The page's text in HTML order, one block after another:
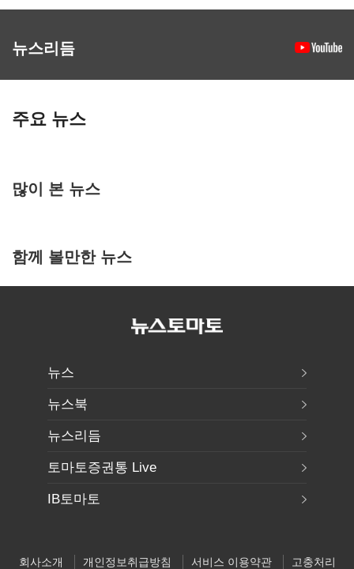
뉴스리듬
주요 뉴스
많이 본 뉴스
함께 볼만한 뉴스
뉴스
뉴스북
뉴스리듬
토마토증권통 Live
IB토마토
회사소개 개인정보취급방침 서비스 이용약관 고충처리